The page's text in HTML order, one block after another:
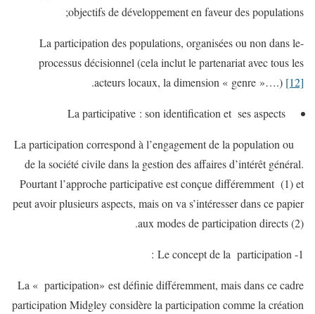
objectifs de développement en faveur des populations;
-La participation des populations, organisées ou non dans le
processus décisionnel (cela inclut le partenariat avec tous les
acteurs locaux, la dimension « genre »….) [12]
.
La participation correspond à l’engagement de la population ou
de la société civile dans la gestion des affaires d’intérêt général.
Pourtant l’approche participative est conçue différemment (1) et
peut avoir plusieurs aspects, mais on va s’intéresser dans ce papier
aux modes de participation directs (2).
1- Le concept de la participation :
La « participation» est définie différemment, mais dans ce cadre
participation Midgley considère la participation comme la création